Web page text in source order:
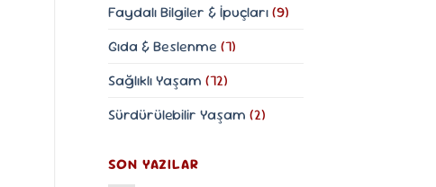
Faydalı Bilgiler & İpuçları(9)
Gıda & Beslenme (7)
Sağlıklı Yaşam (72)
Sürdürülebilir Yaşam (2)
SON YAZILAR